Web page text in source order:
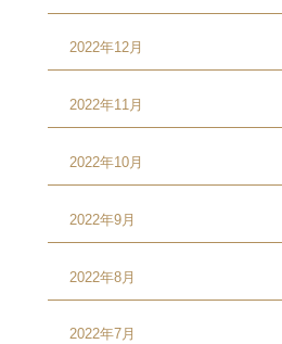
2022年12月
2022年11月
2022年10月
2022年9月
2022年8月
2022年7月